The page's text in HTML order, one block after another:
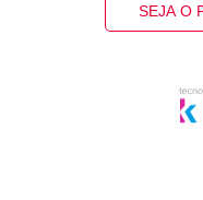
SEJA O